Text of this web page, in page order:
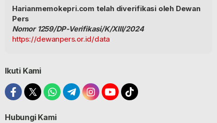
Harianmemokepri.com telah diverifikasi oleh Dewan
Pers
Nomor 1259/DP-Verifikasi/K/XIII/2024
https://dewanpers.or.id/data
Ikuti Kami
Hubungi Kami